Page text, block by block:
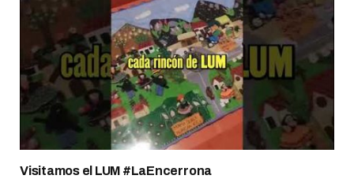
Visitamos el LUM #LaEncerrona